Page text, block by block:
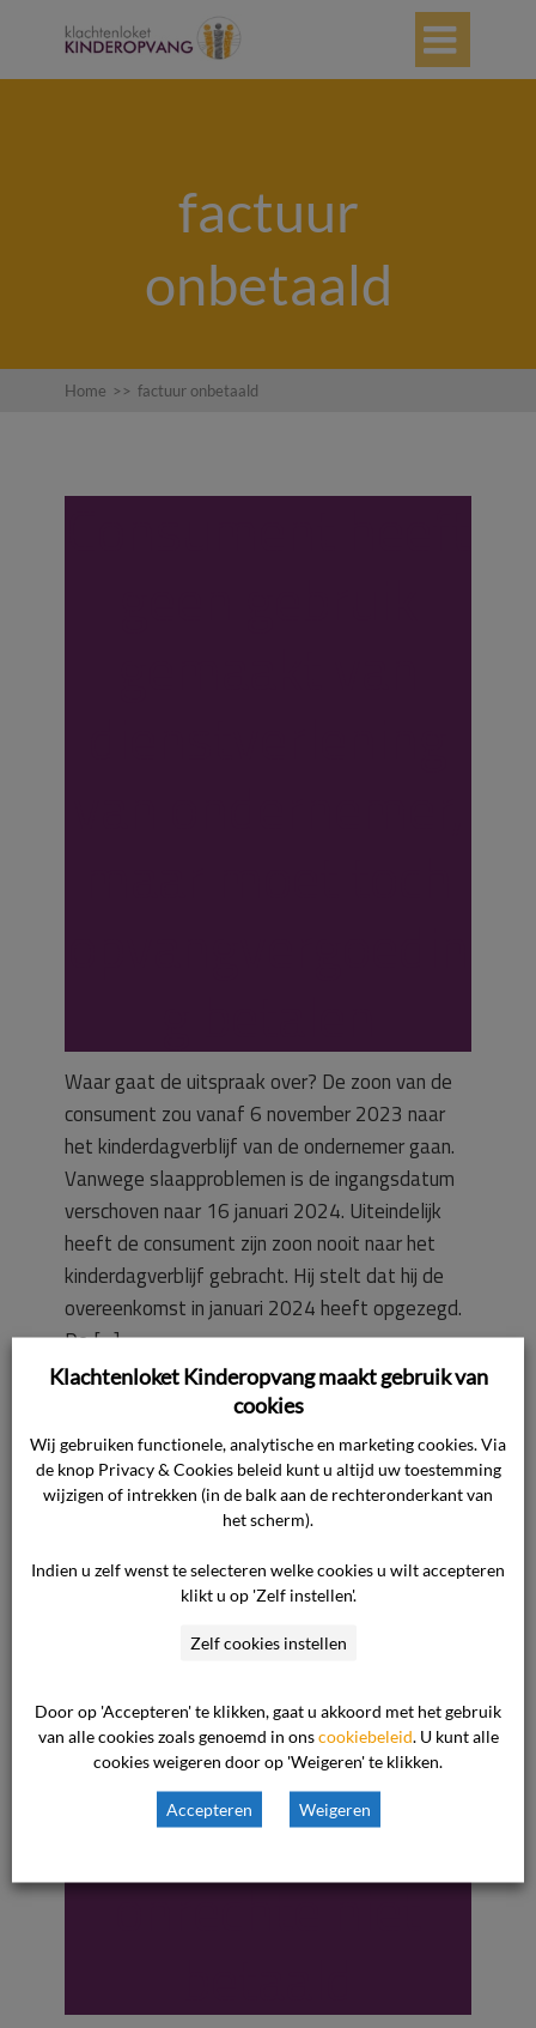

factuur
onbetaald
Home >> factuur onbetaald
Waar gaat de uitspraak over? De zoon van de
consument zou vanaf 6 november 2023 naar
het kinderdagverblijf van de ondernemer gaan.
Vanwege slaapproblemen is de ingangsdatum
verschoven naar 16 januari 2024. Uiteindelijk
heeft de consument zijn zoon nooit naar het
kinderdagverblijf gebracht. Hij stelt dat hij de
overeenkomst in januari 2024 heeft opgezegd.
De […]
 14 oktober 2024
Consument heeft
factuur
kinderopvang ten
onrechte niet
Klachtenloket Kinderopvang maakt gebruik van
cookies
Wij gebruiken functionele, analytische en marketing cookies. Via
de knop Privacy & Cookies beleid kunt u altijd uw toestemming
wijzigen of intrekken (in de balk aan de rechteronderkant van
het scherm).
Indien u zelf wenst te selecteren welke cookies u wilt accepteren
klikt u op 'Zelf instellen'.
Zelf cookies instellen
Door op 'Accepteren' te klikken, gaat u akkoord met het gebruik
van alle cookies zoals genoemd in onscookiebeleid. U kunt alle
cookies weigeren door op 'Weigeren' te klikken.
Accepteren Weigeren